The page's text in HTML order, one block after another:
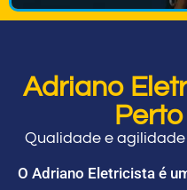
Adriano
Qualidade e
O Adriano Eletricista é